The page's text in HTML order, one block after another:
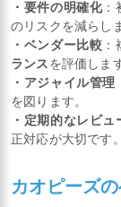
・要件の明確化：
のリスクを減らし
・ベンダー比較
ランスを評価しま
・アジャイル管理
を図ります。
・定期的なレビュ
正対応が大切です。
カオピーズ